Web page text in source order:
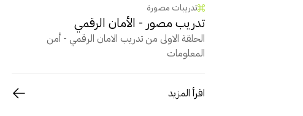
تدريبات مصورة
تدريب مصور - الأمان الرقمي
الحلقة الاولى من تدريب الامان الرقمي - أمن
المعلومات
اقرأ المزيد